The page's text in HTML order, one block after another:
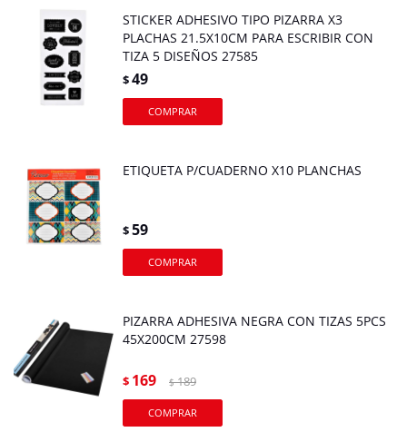
STICKER ADHESIVO TIPO PIZARRA X3
PLACHAS 21.5X10CM PARA ESCRIBIR CON
TIZA 5 DISEÑOS 27585
$49
ETIQUETA P/CUADERNO X10 PLANCHAS
$59
PIZARRA ADHESIVA NEGRA CON TIZAS 5PCS
45X200CM 27598
$ 169 $ 189